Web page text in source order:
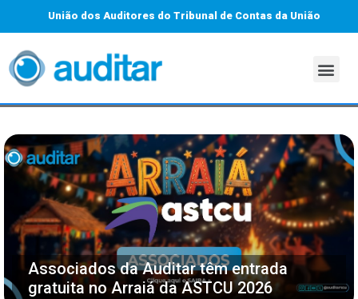
União dos Auditores do Tribunal de Contas da União
Associados da Auditar têm entrada
gratuita no Arraiá da ASTCU 2026